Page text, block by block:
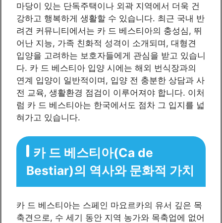
마당이 있는 단독주택이나 외곽 지역에서 더욱 건
강하고 행복하게 생활할 수 있습니다. 최근 국내 반
려견 커뮤니티에서는 카 드 베스티아의 충성심, 뛰
어난 지능, 가족 친화적 성격이 소개되며, 대형견
입양을 고려하는 보호자들에게 관심을 받고 있습니
다. 카 드 베스티아 입양 시에는 해외 번식장과의
연계 입양이 일반적이며, 입양 전 충분한 상담과 사
전 교육, 생활환경 점검이 이루어져야 합니다. 이처
럼 카 드 베스티아는 한국에서도 점차 그 입지를 넓
혀가고 있습니다.
카 드 베스티아(Ca de
Bestiar)의 역사와 문화적 가치
카 드 베스티아는 스페인 마요르카의 유서 깊은 목
축견으로, 수 세기 동안 지역 농가와 목축업에 없어